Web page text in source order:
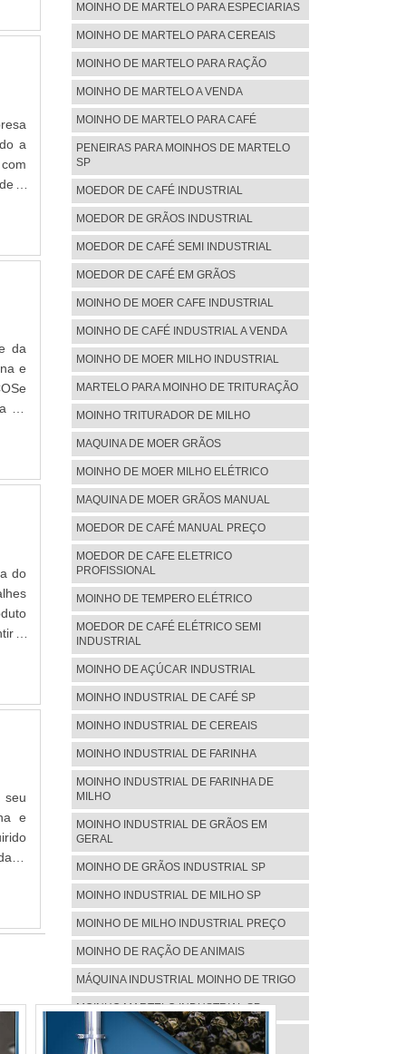
e
da
a
e
de
da
sua
de
e
da
e
na
de
e
no
de
de
do
a
e
e
de
seu
e
do
MOINHO DE MARTELO PARA ESPECIARIAS
MOINHO DE MARTELO PARA CEREAIS
MOINHO DE MARTELO PARA RAÇÃO
MOINHO DE MARTELO A VENDA
MOINHO DE MARTELO PARA CAFÉ
PENEIRAS PARA MOINHOS DE MARTELO
SP
MOEDOR DE CAFÉ INDUSTRIAL
MOEDOR DE GRÃOS INDUSTRIAL
MOEDOR DE CAFÉ SEMI INDUSTRIAL
MOEDOR DE CAFÉ EM GRÃOS
MOINHO DE MOER CAFE INDUSTRIAL
MOINHO DE CAFÉ INDUSTRIAL A VENDA
MOINHO DE MOER MILHO INDUSTRIAL
MARTELO PARA MOINHO DE TRITURAÇÃO
MOINHO TRITURADOR DE MILHO
MAQUINA DE MOER GRÃOS
MOINHO DE MOER MILHO ELÉTRICO
MAQUINA DE MOER GRÃOS MANUAL
MOEDOR DE CAFÉ MANUAL PREÇO
MOEDOR DE CAFE ELETRICO
PROFISSIONAL
MOINHO DE TEMPERO ELÉTRICO
MOEDOR DE CAFÉ ELÉTRICO SEMI
INDUSTRIAL
MOINHO DE AÇÚCAR INDUSTRIAL
MOINHO INDUSTRIAL DE CAFÉ SP
MOINHO INDUSTRIAL DE CEREAIS
MOINHO INDUSTRIAL DE FARINHA
MOINHO INDUSTRIAL DE FARINHA DE
MILHO
MOINHO INDUSTRIAL DE GRÃOS EM
GERAL
MOINHO DE GRÃOS INDUSTRIAL SP
MOINHO INDUSTRIAL DE MILHO SP
MOINHO DE MILHO INDUSTRIAL PREÇO
MOINHO DE RAÇÃO DE ANIMAIS
MÁQUINA INDUSTRIAL MOINHO DE TRIGO
MOINHO MARTELO INDUSTRIAL SP
EMPRESA DE MOINHO DE CAFÉ
INDUSTRIAL